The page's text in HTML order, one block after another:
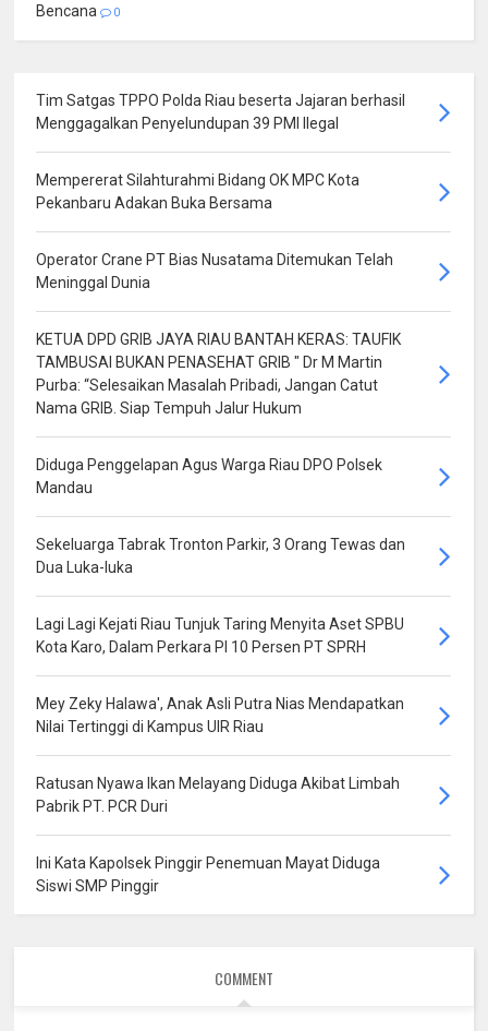
Bencana 0
Tim Satgas TPPO Polda Riau beserta Jajaran berhasil
Menggagalkan Penyelundupan 39 PMI Ilegal
Mempererat Silahturahmi Bidang OK MPC Kota
Pekanbaru Adakan Buka Bersama
Operator Crane PT Bias Nusatama Ditemukan Telah
Meninggal Dunia
KETUA DPD GRIB JAYA RIAU BANTAH KERAS: TAUFIK
TAMBUSAI BUKAN PENASEHAT GRIB " Dr M Martin
Purba: “Selesaikan Masalah Pribadi, Jangan Catut
Nama GRIB. Siap Tempuh Jalur Hukum
Diduga Penggelapan Agus Warga Riau DPO Polsek
Mandau
Sekeluarga Tabrak Tronton Parkir, 3 Orang Tewas dan
Dua Luka-luka
Lagi Lagi Kejati Riau Tunjuk Taring Menyita Aset SPBU
Kota Karo, Dalam Perkara PI 10 Persen PT SPRH
Mey Zeky Halawa', Anak Asli Putra Nias Mendapatkan
Nilai Tertinggi di Kampus UIR Riau
Ratusan Nyawa Ikan Melayang Diduga Akibat Limbah
Pabrik PT. PCR Duri
Ini Kata Kapolsek Pinggir Penemuan Mayat Diduga
Siswi SMP Pinggir
COMMENT